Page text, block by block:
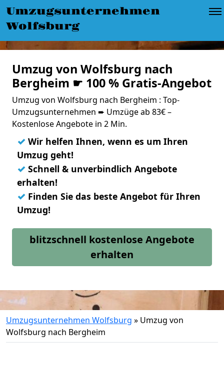
Umzugsunternehmen
Wolfsburg
Umzug von Wolfsburg nach
Bergheim ☛ 100 % Gratis-Angebot
Umzug von Wolfsburg nach Bergheim : Top-
Umzugsunternehmen ➨ Umzüge ab 83€ –
Kostenlose Angebote in 2 Min.
✓ Wir helfen Ihnen, wenn es um Ihren
Umzug geht!
✓ Schnell & unverbindlich Angebote
erhalten!
✓ Finden Sie das beste Angebot für Ihren
Umzug!
blitzschnell kostenlose Angebote
erhalten
Umzugsunternehmen Wolfsburg » Umzug von
Wolfsburg nach Bergheim